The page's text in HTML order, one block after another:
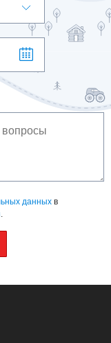
данных в